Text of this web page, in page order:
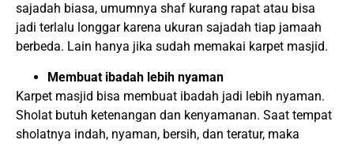
sajadah biasa, umumnya shaf kurang rapat atau bisa
jadi terlalu longgar karena ukuran sajadah tiap jamaah
berbeda. Lain hanya jika sudah memakai karpet masjid.
Membuat ibadah lebih nyaman
Karpet masjid bisa membuat ibadah jadi lebih nyaman.
Sholat butuh ketenangan dan kenyamanan. Saat tempat
sholatnya indah, nyaman, bersih, dan teratur, maka